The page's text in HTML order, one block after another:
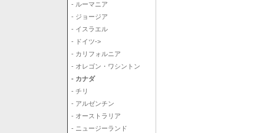
- ルーマニア
- ジョージア
- イスラエル
- ドイツ->
- カリフォルニア
- オレゴン・ワシントン
- カナダ
- チリ
- アルゼンチン
- オーストラリア
- ニュージーランド